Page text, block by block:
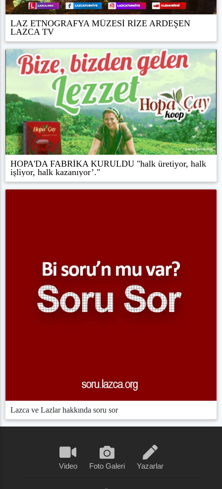
LAZ ETNOGRAFYA MÜZESİ RİZE ARDEŞEN
LAZCA TV
HOPA'DA FABRİKA KURULDU "halk üretiyor, halk
işliyor, halk kazanıyor’."
Lazca ve Lazlar hakkında soru sor
Video Foto Galeri Yazarlar